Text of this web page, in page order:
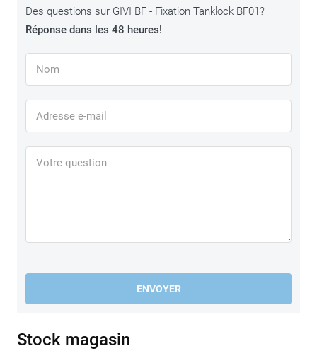
Des questions sur GIVI BF - Fixation Tanklock BF01?
Réponse dans les 48 heures!
ENVOYER
Stock magasin